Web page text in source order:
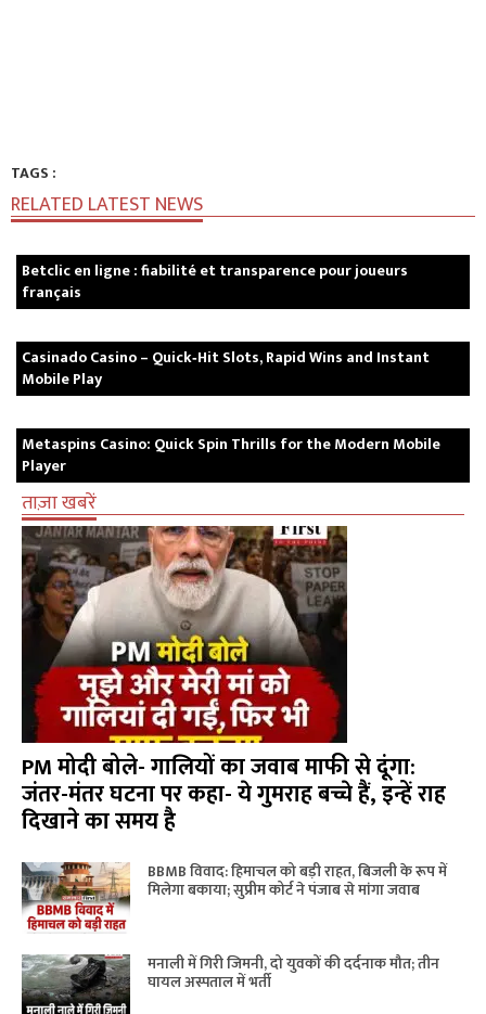
TAGS :
RELATED LATEST NEWS
Betclic en ligne : fiabilité et transparence pour joueurs
français
Casinado Casino – Quick‑Hit Slots, Rapid Wins and Instant
Mobile Play
Metaspins Casino: Quick Spin Thrills for the Modern Mobile
Player
ताज़ा खबरें
PM मोदी बोले- गालियों का जवाब माफी से दूंगा:
जंतर-मंतर घटना पर कहा- ये गुमराह बच्चे हैं, इन्हें राह
दिखाने का समय है
BBMB विवाद: हिमाचल को बड़ी राहत, बिजली के रूप में
मिलेगा बकाया; सुप्रीम कोर्ट ने पंजाब से मांगा जवाब
मनाली में गिरी जिमनी, दो युवकों की दर्दनाक मौत; तीन
घायल अस्पताल में भर्ती